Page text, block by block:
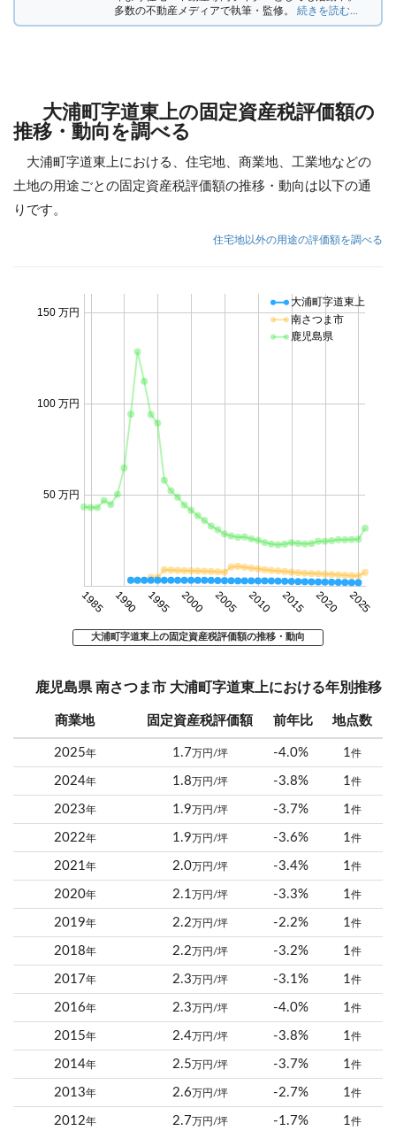
多数の不動産メディアで執筆・監修。 続きを読む...
大浦町字道東上の固定資産税評価額の
推移・動向を調べる
大浦町字道東上における、住宅地、商業地、工業地などの
土地の用途ごとの固定資産税評価額の推移・動向は以下の通
りです。
住宅地以外の用途の評価額を調べる
1985 1990 1995 2000 2005 2010 2015 2020 2025
50 万円
100 万円
150 万円
大浦町字道東上
南さつま市
鹿児島県
大浦町字道東上の固定資産税評価額の推移・動向
鹿児島県 南さつま市 大浦町字道東上における年別推移
商業地 固定資産税評価額 前年比 地点数
2025年 1.7 万円/坪 -4.0% 1件
2024年 1.8 万円/坪 -3.8% 1件
2023年 1.9 万円/坪 -3.7% 1件
2022年 1.9 万円/坪 -3.6% 1件
2021年 2.0万円/坪 -3.4% 1件
2020年 2.1 万円/坪 -3.3% 1件
2019年 2.2 万円/坪 -2.2% 1件
2018年 2.2 万円/坪 -3.2% 1件
2017年 2.3 万円/坪 -3.1% 1件
2016年 2.3 万円/坪 -4.0% 1件
2015年 2.4万円/坪 -3.8% 1件
2014年 2.5 万円/坪 -3.7% 1件
2013年 2.6 万円/坪 -2.7% 1件
2012年 2.7 万円/坪 -1.7% 1件